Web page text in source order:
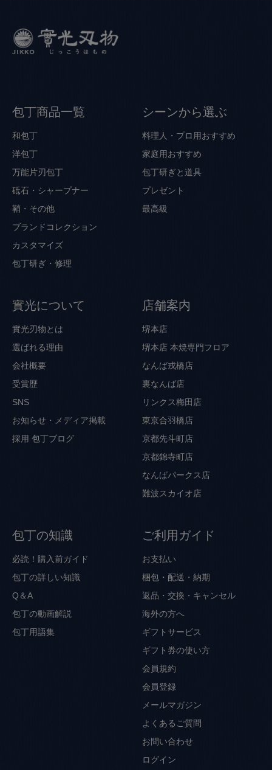
包丁商品一覧
和包丁
洋包丁
万能片刃包丁
砥石・シャープナー
鞘・その他
ブランドコレクション
カスタマイズ
包丁研ぎ・修理
シーンから選ぶ
料理人・プロ用おすすめ
家庭用おすすめ
包丁研ぎと道具
プレゼント
最高級
實光について
實光刃物とは
選ばれる理由
会社概要
受賞歴
SNS
お知らせ・メディア掲載
採用 包丁ブログ
店舗案内
堺本店
堺本店 本焼専門フロア
なんば戎橋店
裏なんば店
リンクス梅田店
東京合羽橋店
京都先斗町店
京都錦寺町店
なんばパークス店
難波スカイオ店
包丁の知識
必読！購入前ガイド
包丁の詳しい知識
Q＆A
包丁の動画解説
包丁用語集
ご利用ガイド
お支払い
梱包・配送・納期
返品・交換・キャンセル
海外の方へ
ギフトサービス
ギフト券の使い方
会員規約
会員登録
メールマガジン
よくあるご質問
お問い合わせ
ログイン